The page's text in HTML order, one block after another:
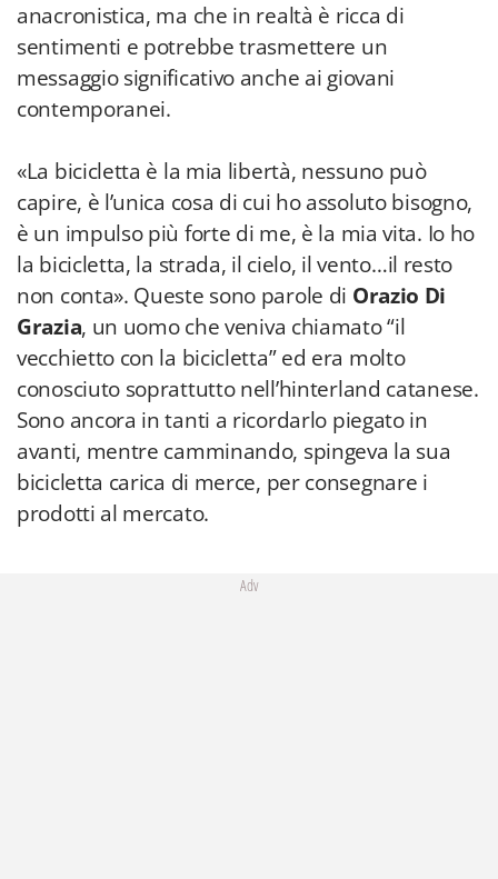
anacronistica, ma che in realtà è ricca di
sentimenti e potrebbe trasmettere un
messaggio significativo anche ai giovani
contemporanei.
«La bicicletta è la mia libertà, nessuno può
capire, è l’unica cosa di cui ho assoluto bisogno,
è un impulso più forte di me, è la mia vita. Io ho
la bicicletta, la strada, il cielo, il vento…il resto
non conta». Queste sono parole di Orazio Di
Grazia, un uomo che veniva chiamato “il
vecchietto con la bicicletta” ed era molto
conosciuto soprattutto nell’hinterland catanese.
Sono ancora in tanti a ricordarlo piegato in
avanti, mentre camminando, spingeva la sua
bicicletta carica di merce, per consegnare i
prodotti al mercato.
Adv